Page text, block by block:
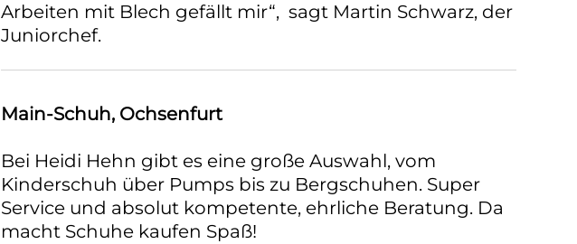
Arbeiten mit Blech gefällt mir“, sagt Martin Schwarz, der
Juniorchef.
Main-Schuh, Ochsenfurt
Bei Heidi Hehn gibt es eine große Auswahl, vom
Kinderschuh über Pumps bis zu Bergschuhen. Super
Service und absolut kompetente, ehrliche Beratung. Da
macht Schuhe kaufen Spaß!